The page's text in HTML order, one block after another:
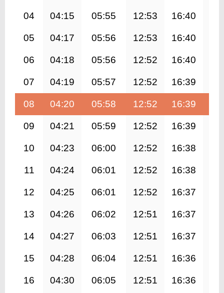
04 04:15 05:55 12:53 16:40
05 04:17 05:56 12:53 16:40
06 04:18 05:56 12:52 16:40
07 04:19 05:57 12:52 16:39
08 04:20 05:58 12:52 16:39
09 04:21 05:59 12:52 16:39
10 04:23 06:00 12:52 16:38
11 04:24 06:01 12:52 16:38
12 04:25 06:01 12:52 16:37
13 04:26 06:02 12:51 16:37
14 04:27 06:03 12:51 16:37
15 04:28 06:04 12:51 16:36
16 04:30 06:05 12:51 16:36